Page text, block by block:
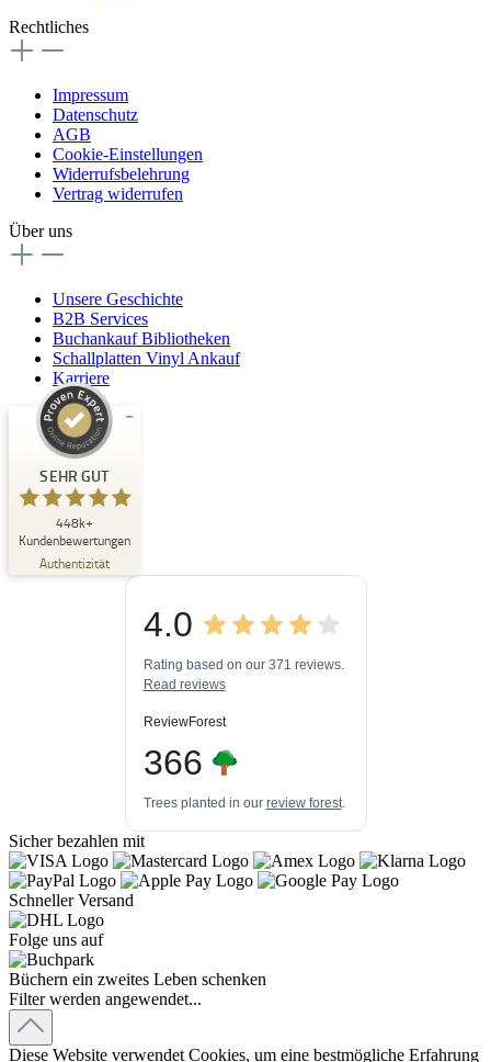
Rechtliches
Impressum
Datenschutz
AGB
Cookie-Einstellungen
Widerrufsbelehrung
Vertrag widerrufen
Über uns
Unsere Geschichte
B2B Services
Buchankauf Bibliotheken
Schallplatten Vinyl Ankauf
Karriere
SEHR GUT
448k+
Kundenbewertungen
Authentizität
Kundenbewertungen und Erfahrungen zu
SEHR GUT
4,84
/
5,00
3
ProvenExpert.com
Blick aufs ProvenExpert-Profil werfen
06.08.2026
4.0
Rating based on our 371 reviews.
Read reviews
ReviewForest
366
Trees planted in our review forest.
Sicher bezahlen mit
Schneller Versand
Folge uns auf
Büchern ein zweites Leben schenken
Filter werden angewendet...
Diese Website verwendet Cookies, um eine bestmögliche Erfahrung